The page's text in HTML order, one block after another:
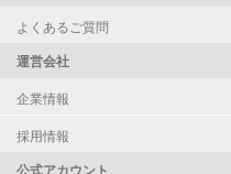
よくあるご質問
運営会社
企業情報
採用情報
公式アカウント